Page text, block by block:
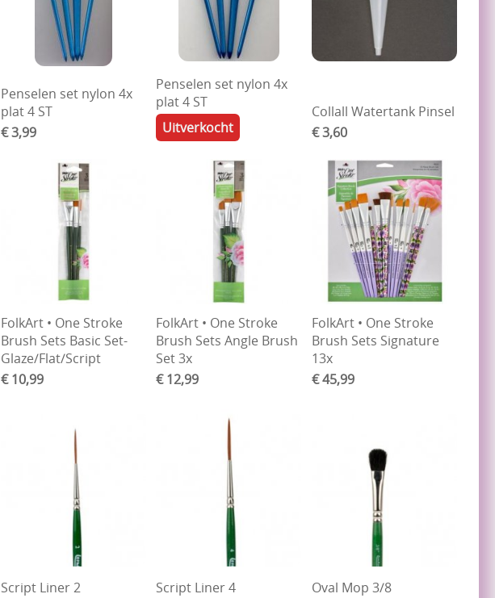
Penselen set nylon 4x
plat 4 ST
€ 3,99
Penselen set nylon 4x
plat 4 ST
Uitverkocht
Collall Watertank Pinsel
€ 3,60
FolkArt • One Stroke
Brush Sets Basic Set-
Glaze/Flat/Script
€ 10,99
FolkArt • One Stroke
Brush Sets Angle Brush
Set 3x
€ 12,99
FolkArt • One Stroke
Brush Sets Signature
13x
€ 45,99
Script Liner 2
Script Liner 4
Oval Mop 3/8